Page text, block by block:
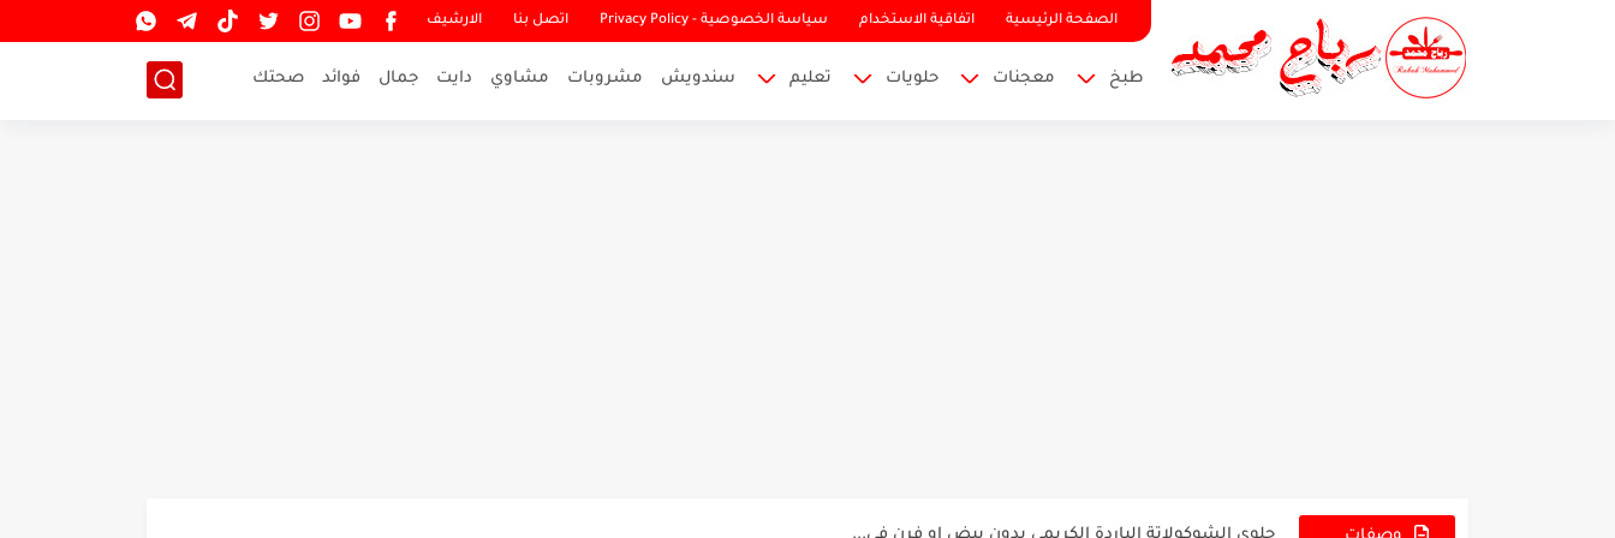
الصفحة الرئيسية اتفاقية الاستخدام سياسة الخصوصية - Privacy Policy اتصل بنا الارشيف
طبخ معجنات حلويات تعليم سندويش مشروبات مشاوي دايت جمال فوائد صحتك